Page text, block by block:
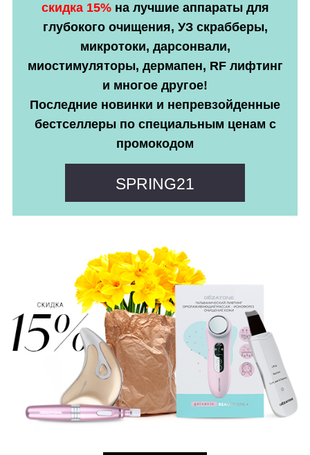
скидка 15%на лучшие аппараты для
глубокого очищения, УЗ скрабберы,
микротоки, дарсонвали,
миостимуляторы, дермапен, RF лифтинг
и многое другое!
Последние новинки и непревзойденные
бестселлеры по специальным ценам с
промокодом
SPRING21